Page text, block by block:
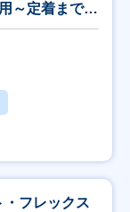
～定着まで伴
フレックス